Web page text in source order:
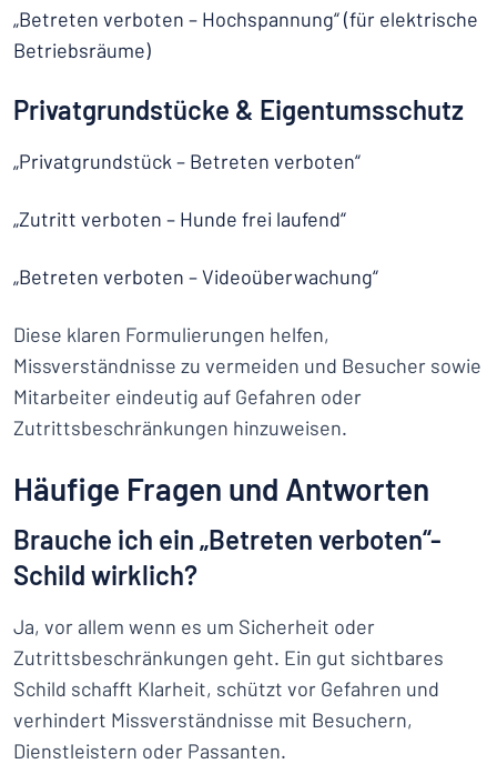
„Betreten verboten – Hochspannung“ (für elektrische
Betriebsräume)
Privatgrundstücke & Eigentumsschutz
„Privatgrundstück – Betreten verboten“
„Zutritt verboten – Hunde frei laufend“
„Betreten verboten – Videoüberwachung“
Diese klaren Formulierungen helfen,
Missverständnisse zu vermeiden und Besucher sowie
Mitarbeiter eindeutig auf Gefahren oder
Zutrittsbeschränkungen hinzuweisen.
Häufige Fragen und Antworten
Brauche ich ein „Betreten verboten“-
Schild wirklich?
Ja, vor allem wenn es um Sicherheit oder
Zutrittsbeschränkungen geht. Ein gut sichtbares
Schild schafft Klarheit, schützt vor Gefahren und
verhindert Missverständnisse mit Besuchern,
Dienstleistern oder Passanten.